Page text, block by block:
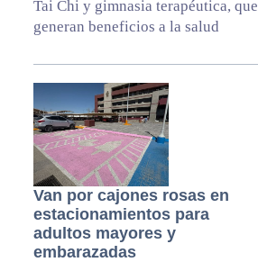
Tai Chi y gimnasia terapéutica, que
generan beneficios a la salud
Van por cajones rosas en
estacionamientos para
adultos mayores y
embarazadas